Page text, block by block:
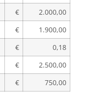
€
2.000,00
€
1.900,00
€
0,18
€
2.500,00
€ 750,00